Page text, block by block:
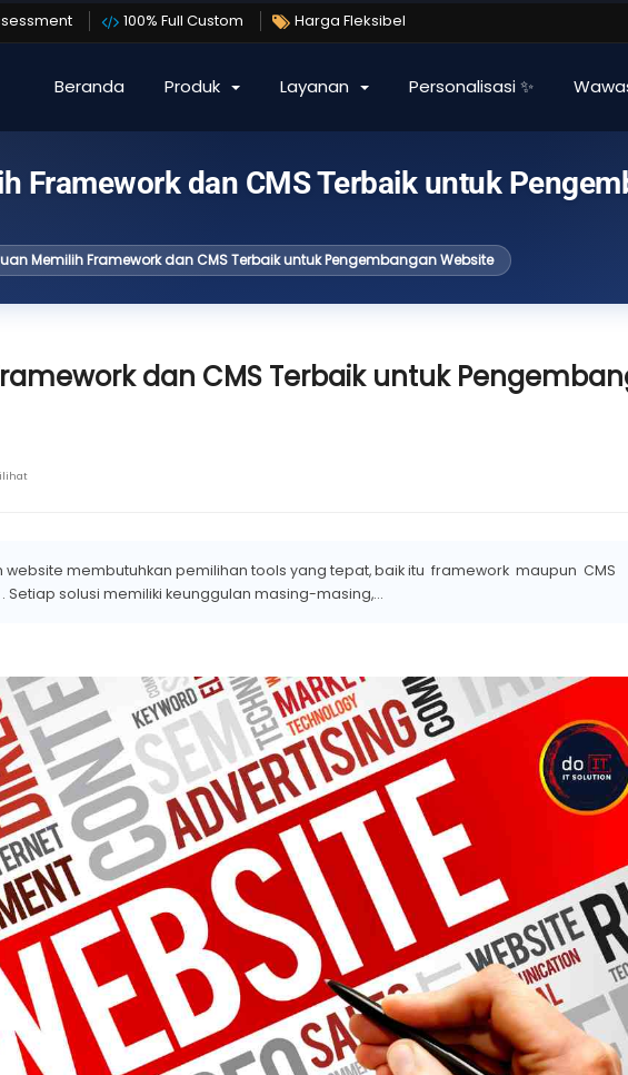
100% Full Custom Harga Fleksibel
Beranda Produk Layanan Personalisasi ✨
Framework dan CMS Terbaik untuk
Memilih Framework dan CMS Terbaik untuk Pengembangan Website
dan CMS Terbaik untuk
membutuhkan pemilihan tools yang tepat, baik itu framework maupun CMS
solusi memiliki keunggulan masing-masing,...